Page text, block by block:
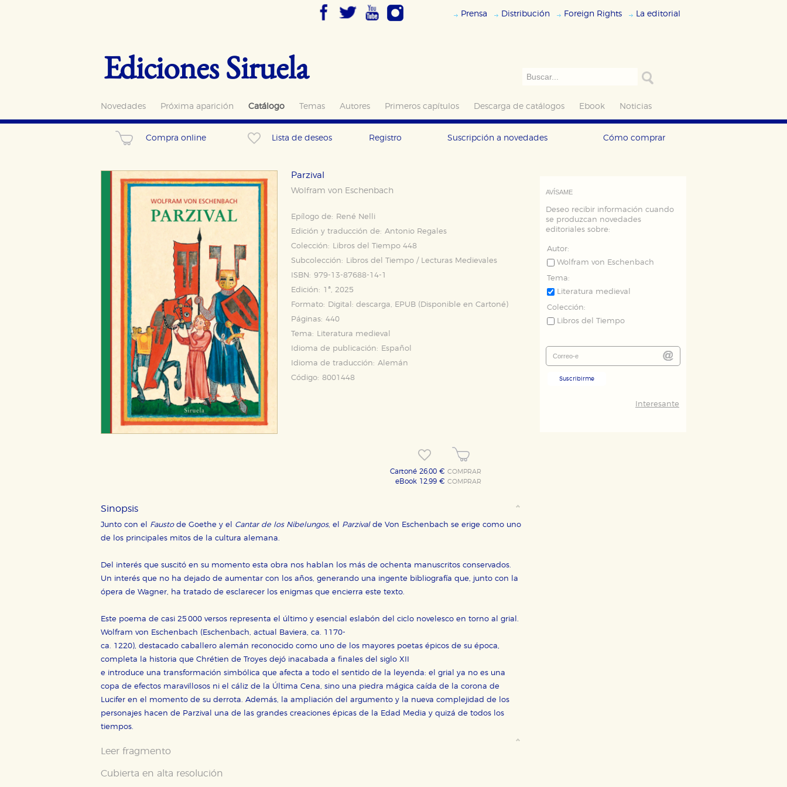
Prensa Distribución Foreign Rights La editorial
Ediciones Siruela
Novedades Próxima aparición Catálogo Temas Autores Primeros capítulos Descarga de catálogos Ebook Noticias
Compra online Lista de deseos Registro Suscripción a novedades Cómo comprar
Parzival
Wolfram von Eschenbach
Epílogo de:
René Nelli
Edición y traducción de: Antonio Regales
Colección:
Libros del Tiempo 448
Subcolección:
Libros del Tiempo / Lecturas Medievales
ISBN: 979-13-87688-14-1
Edición: 1ª, 2025
Formato:
Digital: descarga, EPUB (Disponible en Cartoné )
Páginas: 440
Tema:
Literatura medieval
Idioma de publicación:
Español
Idioma de traducción: Alemán
Código: 8001448
Cartoné 26,00 € COMPRAR
eBook 12,99 € COMPRAR
Sinopsis
Junto con el Faustode Goethe y el Cantar de los Nibelungos, el Parzivalde Von Eschenbach se erige como uno
de los principales mitos de la cultura alemana.
Del interés que suscitó en su momento esta obra nos hablan los más de ochenta manuscritos conservados.
Un interés que no ha dejado de aumentar con los años, generando una ingente bibliografía que, junto con la
ópera de Wagner, ha tratado de esclarecer los enigmas que encierra este texto.
Este poema de casi 25 000 versos representa el último y esencial eslabón del ciclo novelesco en torno al grial.
Wolfram von Eschenbach (Eschenbach, actual Baviera, ca. 1170-
ca. 1220), destacado caballero alemán reconocido como uno de los mayores poetas épicos de su época,
completa la historia que Chrétien de Troyes dejó inacabada a finales del siglo XII
e introduce una transformación simbólica que afecta a todo el sentido de la leyenda: el grial ya no es una
copa de efectos maravillosos ni el cáliz de la Última Cena, sino una piedra mágica caída de la corona de
Lucifer en el momento de su derrota. Además, la ampliación del argumento y la nueva complejidad de los
personajes hacen de Parzival una de las grandes creaciones épicas de la Edad Media y quizá de todos los
tiempos.
Leer fragmento
Cubierta en alta resolución
AVÍSAME
Deseo recibir información cuando
se produzcan novedades
editoriales sobre:
Autor:
Wolfram von Eschenbach
Tema:
Literatura medieval
Colección:
Libros del Tiempo
Suscribirme
Interesante
CONFIGURACIÓN DE COOKIES
Cookies necesarias
hacerlo desde el navegador, pero en ese caso es posible que algunas áreas de nuestra web dejen de funcionar correctamente.
Estas cookies se utilizan para mejorar su experiencia de navegación y optimizar el funcionamiento de nuestro sitio web. Almacenan
configuraciones de servicios para que no tenga que reconfigurarlos cada vez que nos visita. La información es agregada y, por lo
tanto, es anónima.
Estas cookies son gestionadas por nuestros socios publicitarios y se utilizan para mostrar publicidad relevante para sus intereses en
otros sitios. No almacenan directamente información personal sino que se basan en la identificación única de su navegador y